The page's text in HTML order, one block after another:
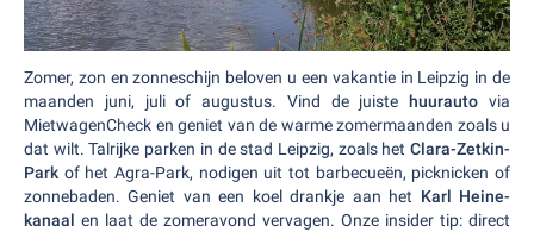
Zomer, zon en zonneschijn beloven u een vakantie in Leipzig in de
maanden juni, juli of augustus. Vind de juiste huurauto via
MietwagenCheck en geniet van de warme zomermaanden zoals u
dat wilt. Talrijke parken in de stad Leipzig, zoals het Clara-Zetkin-
Park of het Agra-Park, nodigen uit tot barbecueën, picknicken of
zonnebaden. Geniet van een koel drankje aan het Karl Heine-
kanaal en laat de zomeravond vervagen. Onze insider tip: direct